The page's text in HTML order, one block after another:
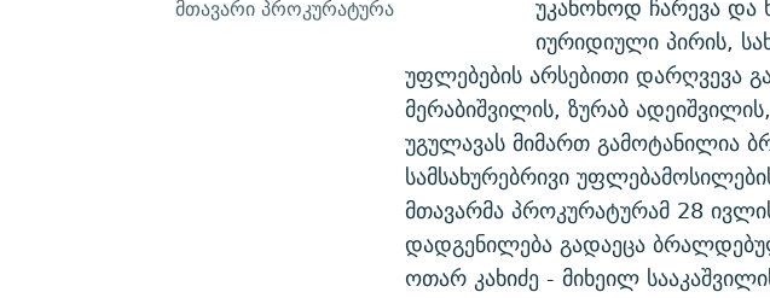
მთავარი პროკურატურა
უკანონოდ ჩარევა და
იურიდიული პირის,
უფლებების არსებითი დარღვევა
მერაბიშვილის, ზურაბ
უგულავას მიმართ გამოტანილია
სამსახურებრივი
მთავარმა პროკურატურამ 28
დადგენილება გადაეცა
ოთარ კახიძე - მიხეილ